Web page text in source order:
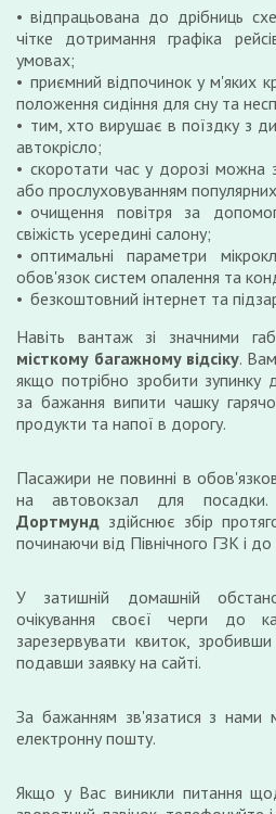
відпрацьована до дрібниць
чітке дотримання графіка
умовах;
приємний відпочинок у м'яких
положення сидіння для сну та
тим, хто вирушає в поїздку з
автокрісло;
скоротати час у дорозі можна
або прослуховуванням
очищення повітря за
свіжість усередині салону;
оптимальні параметри
обов'язок систем опалення та
безкоштовний інтернет та
Навіть вантаж зі значними
місткому багажному відсіку.
якщо потрібно зробити зупинку
за бажання випити чашку
продукти та напої в дорогу.
Пасажири не повинні в
на автовокзал для посадки.
Дортмунд здійснює збір
починаючи від Північного ГЗК і
У затишній домашній
очікування своєї черги до
зарезервувати квиток,
подавши заявку на сайті.
За бажанням зв'язатися з нами
електронну пошту.
Якщо у Вас виникли питання